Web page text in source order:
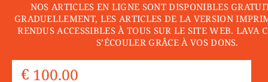
NOS ARTICLES EN LIGNE SONT DISPONIBLES
GRADUELLEMENT, LES ARTICLES DE LA VERSION
RENDUS ACCESSIBLES À TOUS SUR LE SITE WEB. LAVA
S’ÉCOULER GRÂCE À VOS DONS.